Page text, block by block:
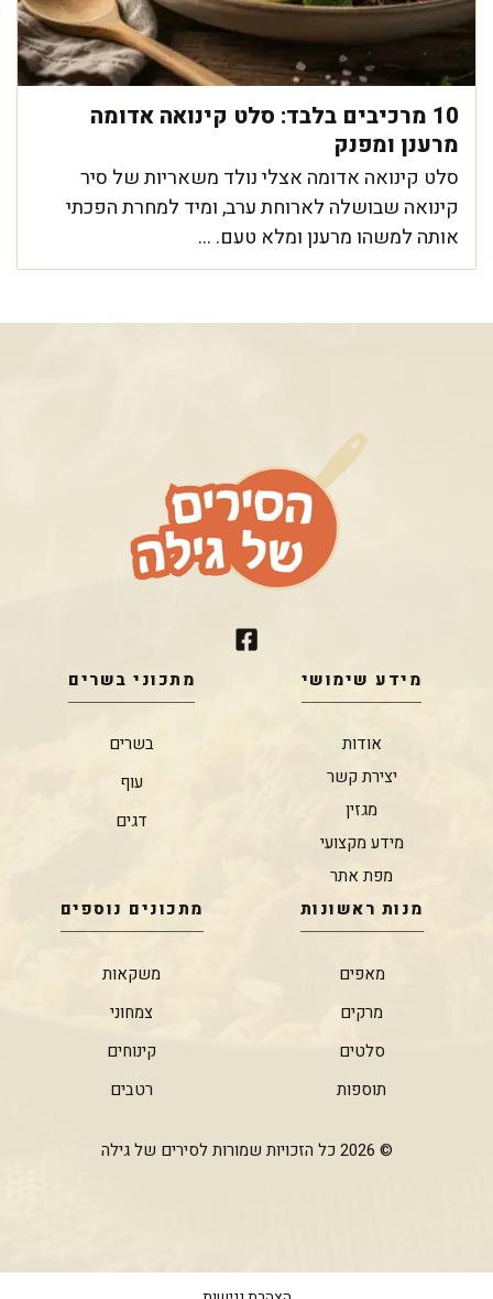
10 מרכיבים בלבד: סלט קינואה אדומה
מרענן ומפנק
סלט קינואה אדומה אצלי נולד משאריות של סיר
קינואה שבושלה לארוחת ערב, ומיד למחרת הפכתי
אותה למשהו מרענן ומלא טעם. ...
מידע שימושי
אודות
יצירת קשר
מגזין
מידע מקצועי
מפת אתר
מתכוני בשרים
בשרים
עוף
דגים
מנות ראשונות
מאפים
מרקים
סלטים
תוספות
מתכונים נוספים
משקאות
צמחוני
קינוחים
רטבים
© 2026 כל הזכויות שמורות לסירים של גילה